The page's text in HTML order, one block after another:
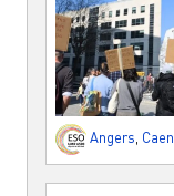
Angers Caen